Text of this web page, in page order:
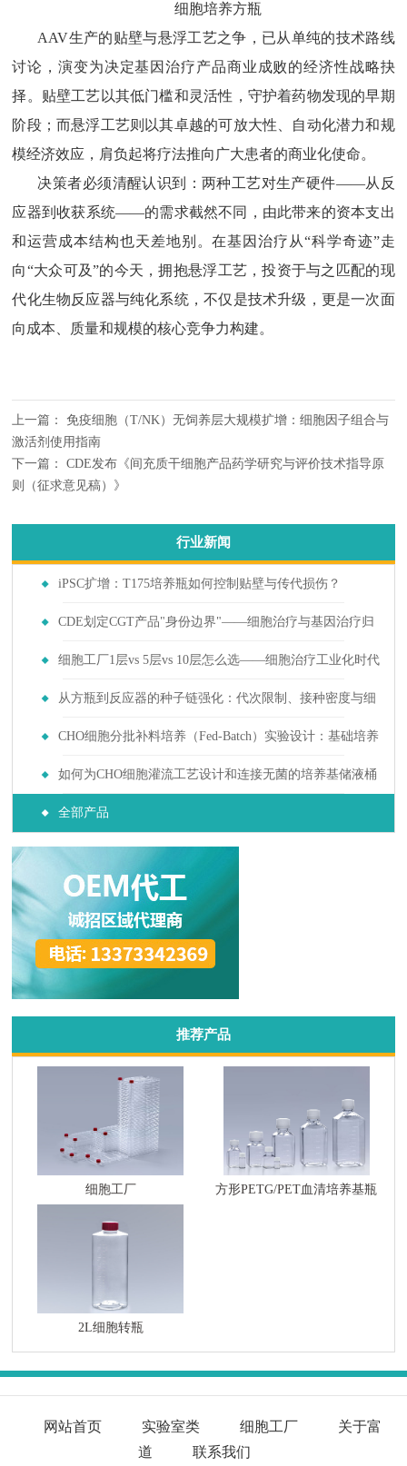
细胞培养方瓶
AAV生产的贴壁与悬浮工艺之争，已从单纯的技术路线
讨论，演变为决定基因治疗产品商业成败的经济性战略抉
择。贴壁工艺以其低门槛和灵活性，守护着药物发现的早期
阶段；而悬浮工艺则以其卓越的可放大性、自动化潜力和规
模经济效应，肩负起将疗法推向广大患者的商业化使命。
决策者必须清醒认识到：两种工艺对生产硬件——从反
应器到收获系统——的需求截然不同，由此带来的资本支出
和运营成本结构也天差地别。在基因治疗从“科学奇迹”走
向“大众可及”的今天，拥抱悬浮工艺，投资于与之匹配的现
代化生物反应器与纯化系统，不仅是技术升级，更是一次面
向成本、质量和规模的核心竞争力构建。
上一篇：免疫细胞（T/NK）无饲养层大规模扩增：细胞因子组合与
激活剂使用指南
下一篇：CDE发布《间充质干细胞产品药学研究与评价技术指导原
则（征求意见稿）》
行业新闻
iPSC扩增：T175培养瓶如何控制贴壁与传代损伤？
CDE划定CGT产品"身份边界"——细胞治疗与基因治疗归
入不同监管轨道后上游培养耗材需求如何分化
细胞工厂1层vs 5层vs 10层怎么选——细胞治疗工业化时代
的选择指南
从方瓶到反应器的种子链强化：代次限制、接种密度与细
胞年龄对生产稳定性的影响
CHO细胞分批补料培养（Fed-Batch）实验设计：基础培养
基与补料培养基筛选
如何为CHO细胞灌流工艺设计和连接无菌的培养基储液桶
与废液收集系统？
全部产品
推荐产品
细胞工厂 方形PETG/PET血清培养基瓶
2L细胞转瓶
网站首页 实验室类 细胞工厂
关于富
道
联系我们